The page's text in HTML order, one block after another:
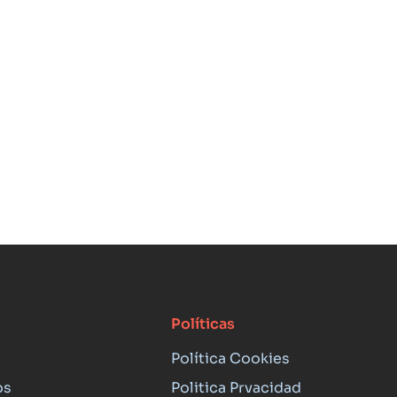
Políticas
Política Cookies
Politica Prvacidad